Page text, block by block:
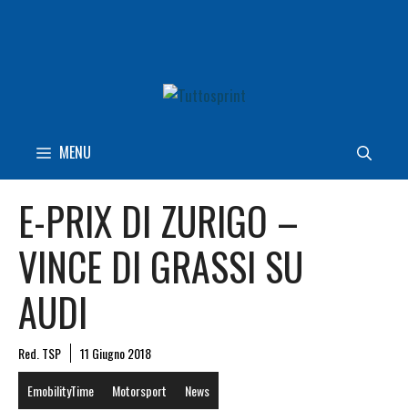
MENU
E-PRIX DI ZURIGO –
VINCE DI GRASSI SU
AUDI
Red. TSP
11 Giugno 2018
EmobilityTime
Motorsport News